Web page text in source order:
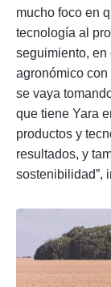
mucho foco en
tecnología al
seguimiento, en
agronómico
se vaya
que tiene Yara
productos y
resultados, y
sostenibilidad”,